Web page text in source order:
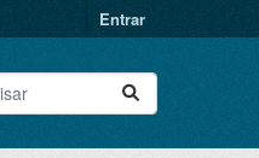
Entrar